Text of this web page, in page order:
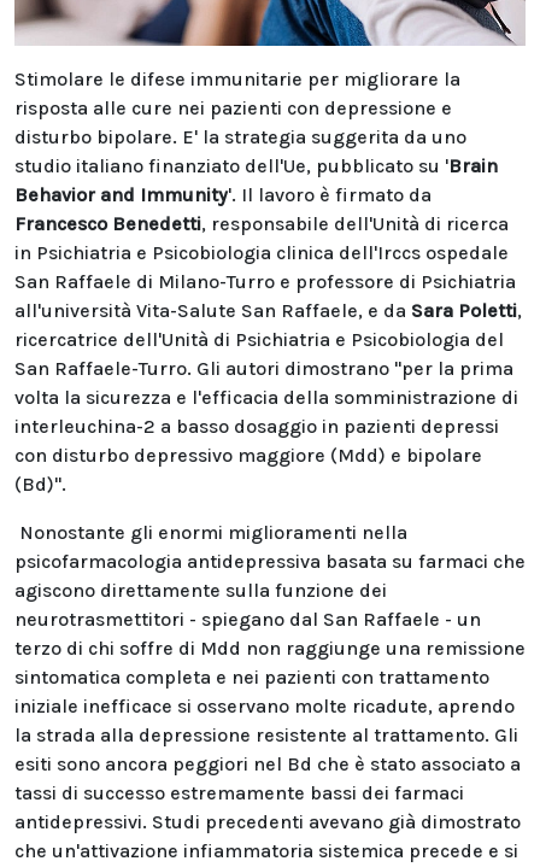
Stimolare le difese immunitarie per migliorare la
risposta alle cure nei pazienti con depressione e
disturbo bipolare. E' la strategia suggerita da uno
studio italiano finanziato dell'Ue, pubblicato su 'Brain
Behavior and Immunity'. Il lavoro è firmato da
Francesco Benedetti, responsabile dell'Unità di ricerca
in Psichiatria e Psicobiologia clinica dell'Irccs ospedale
San Raffaele di Milano-Turro e professore di Psichiatria
all'università Vita-Salute San Raffaele, e da Sara Poletti,
ricercatrice dell'Unità di Psichiatria e Psicobiologia del
San Raffaele-Turro. Gli autori dimostrano "per la prima
volta la sicurezza e l'efficacia della somministrazione di
interleuchina-2 a basso dosaggio in pazienti depressi
con disturbo depressivo maggiore (Mdd) e bipolare
(Bd)".
Nonostante gli enormi miglioramenti nella
psicofarmacologia antidepressiva basata su farmaci che
agiscono direttamente sulla funzione dei
neurotrasmettitori - spiegano dal San Raffaele - un
terzo di chi soffre di Mdd non raggiunge una remissione
sintomatica completa e nei pazienti con trattamento
iniziale inefficace si osservano molte ricadute, aprendo
la strada alla depressione resistente al trattamento. Gli
esiti sono ancora peggiori nel Bd che è stato associato a
tassi di successo estremamente bassi dei farmaci
antidepressivi. Studi precedenti avevano già dimostrato
che un'attivazione infiammatoria sistemica precede e si